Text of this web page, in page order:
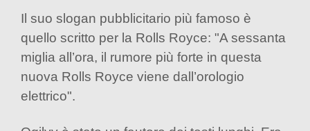
Il suo slogan pubblicitario più famoso è
quello scritto per la Rolls Royce: "A sessanta
miglia all’ora, il rumore più forte in questa
nuova Rolls Royce viene dall’orologio
elettrico".